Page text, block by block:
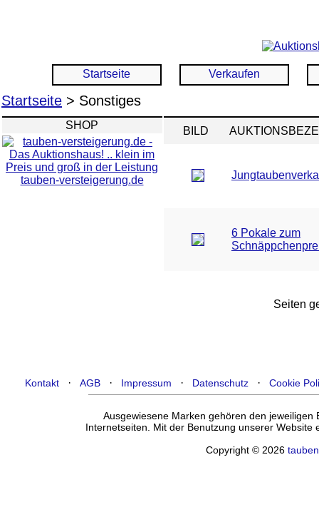
Startseite Verkaufen
Startseite > Sonstiges
SHOP
tauben-versteigerung.de
BILD
6 Pokale zum
Seiten
Kontakt · AGB · Impressum · Datenschutz · Cookie
Ausgewiesene Marken gehören den
Internetseiten. Mit der Benutzung unserer Website
Copyright © 2026